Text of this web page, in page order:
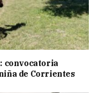
convocatoria
de Corrientes